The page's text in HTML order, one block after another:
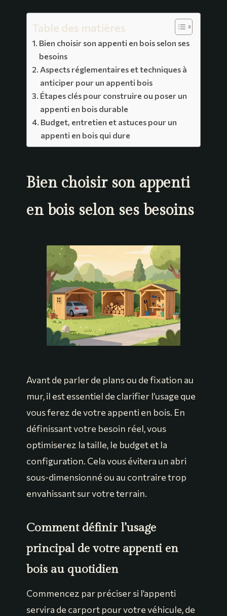
Table des matières
Bien choisir son appenti en bois selon ses
besoins
Aspects réglementaires et techniques à
anticiper pour un appenti bois
Étapes clés pour construire ou poser un
appenti en bois durable
Budget, entretien et astuces pour un
appenti en bois qui dure
Bien choisir son appenti
en bois selon ses besoins
Avant de parler de plans ou de fixation au
mur, il est essentiel de clarifier l’usage que
vous ferez de votre appenti en bois. En
définissant votre besoin réel, vous
optimiserez la taille, le budget et la
configuration. Cela vous évitera un abri
sous-dimensionné ou au contraire trop
envahissant sur votre terrain.
Comment définir l’usage
principal de votre appenti en
bois au quotidien
Commencez par préciser si l’appenti
servira de carport pour votre véhicule, de